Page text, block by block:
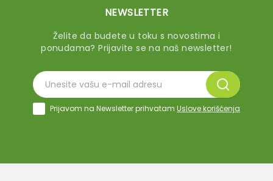
NEWSLETTER
Želite da budete u toku s novostima i
ponudama? Prijavite se na naš newsletter!
Prijavom na Newsletter prihvatam Uslove korišćenja